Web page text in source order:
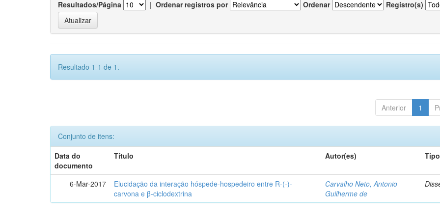
Resultados/Página | Ordenar registros por Ordenar Registro(s)
Resultado 1-1 de 1.
Anterior 1
Conjunto de itens:
Data do
documento
Título Autor(es) Tipo
6-Mar-2017
Elucidação da interação hóspede-hospedeiro entre R-(-)-
carvona e β-ciclodextrina
Carvalho Neto, Antonio
Guilherme de